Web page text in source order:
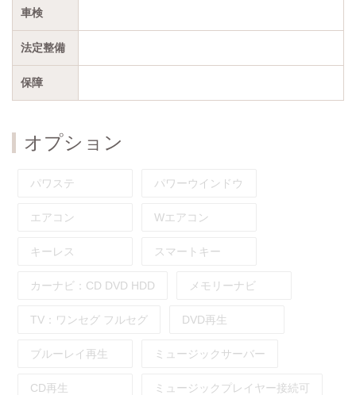
車検
法定整備
保障
オプション
パワステ パワーウインドウ
エアコン Wエアコン
キーレス スマートキー
カーナビ： CD DVD HDD メモリーナビ
TV： ワンセグ フルセグ DVD再生
ブルーレイ再生 ミュージックサーバー
CD再生 ミュージックプレイヤー接続可